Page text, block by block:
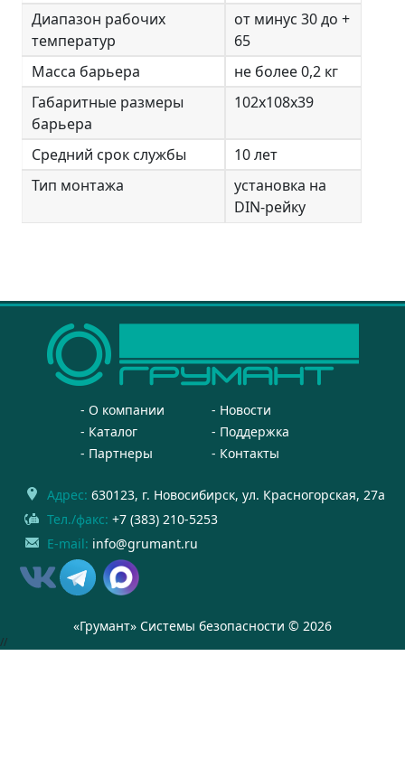
Диапазон рабочих
температур
от минус 30 до +
65
Масса барьера
не более 0,2 кг
Габаритные размеры
барьера
102х108х39
Средний срок службы
10 лет
Тип монтажа
установка на
DIN-рейку
О компании
Новости
Каталог
Поддержка
Партнеры
Контакты
Адрес: 630123, г. Новосибирск, ул. Красногорская, 27а
Тел./факс: +7 (383) 210-5253
E-mail: info@grumant.ru
«Грумант» Системы безопасности © 2026
//